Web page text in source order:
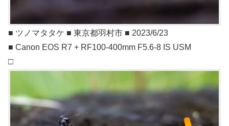
■ ツノマタタケ ■ 東京都羽村市 ■ 2023/6/23
■ Canon EOS R7 + RF100-400mm F5.6-8 IS USM
□